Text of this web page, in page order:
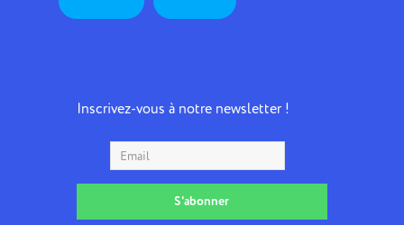
Inscrivez-vous à notre newsletter !